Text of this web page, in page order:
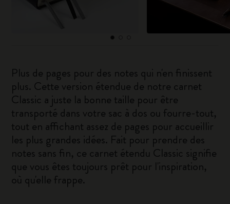
Plus de pages pour des notes qui n'en finissent
plus. Cette version étendue de notre carnet
Classic a juste la bonne taille pour être
transporté dans votre sac à dos ou fourre-tout,
tout en affichant assez de pages pour accueillir
les plus grandes idées. Fait pour prendre des
notes sans fin, ce carnet étendu Classic signifie
que vous êtes toujours prêt pour l'inspiration,
où qu'elle frappe.